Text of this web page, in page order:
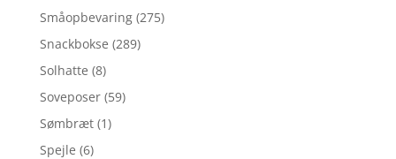
Småopbevaring (275)
Snackbokse (289)
Solhatte (8)
Soveposer (59)
Sømbræt (1)
Spejle (6)